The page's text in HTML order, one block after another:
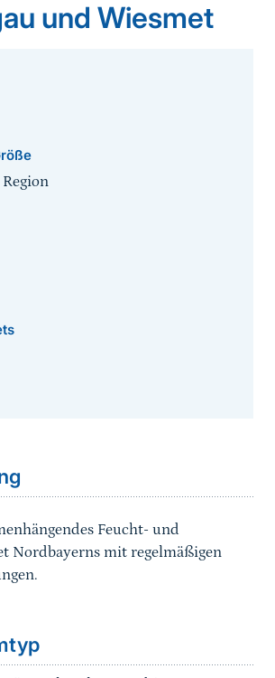
und Wiesmet
Feucht- und
Nordbayerns mit regelmäßigen